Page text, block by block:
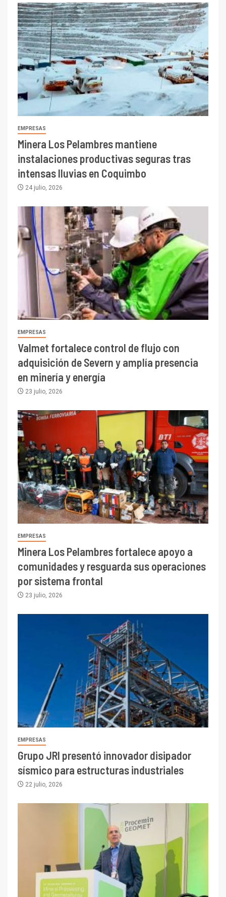
EMPRESAS
Minera Los Pelambres mantiene
instalaciones productivas seguras tras
intensas lluvias en Coquimbo
24 julio, 2026
EMPRESAS
Valmet fortalece control de flujo con
adquisición de Severn y amplía presencia
en minería y energía
23 julio, 2026
EMPRESAS
Minera Los Pelambres fortalece apoyo a
comunidades y resguarda sus operaciones
por sistema frontal
23 julio, 2026
EMPRESAS
Grupo JRI presentó innovador disipador
sísmico para estructuras industriales
22 julio, 2026
PIB minero impacta el
crecimiento regional: Banco
Central reporta resultados
dispares en el primer